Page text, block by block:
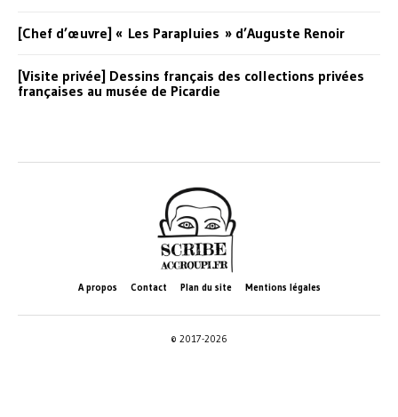
[Chef d’œuvre] « Les Parapluies » d’Auguste Renoir
[Visite privée] Dessins français des collections privées
françaises au musée de Picardie
A propos Contact Plan du site Mentions légales
© 2017-2026